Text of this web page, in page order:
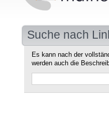
Suche nach
Es kann nach der
werden auch die